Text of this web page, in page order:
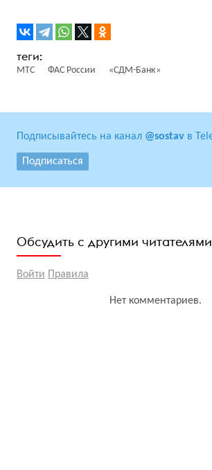
МТС ФАС России «СДМ-Банк»
Подписывайтесь на канал @sostav в
Подписаться
Обсудить с другими
Войти Правила
Нет комментариев.